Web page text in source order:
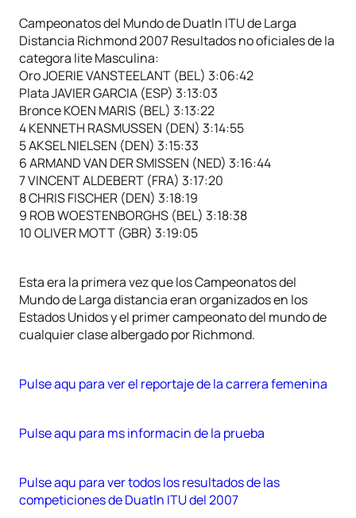
Campeonatos del Mundo de Duatln ITU de Larga
Distancia Richmond 2007 Resultados no oficiales de la
categora lite Masculina:
Oro JOERIE VANSTEELANT (BEL) 3:06:42
Plata JAVIER GARCIA (ESP) 3:13:03
Bronce KOEN MARIS (BEL) 3:13:22
4 KENNETH RASMUSSEN (DEN) 3:14:55
5 AKSEL NIELSEN (DEN) 3:15:33
6 ARMAND VAN DER SMISSEN (NED) 3:16:44
7 VINCENT ALDEBERT (FRA) 3:17:20
8 CHRIS FISCHER (DEN) 3:18:19
9 ROB WOESTENBORGHS (BEL) 3:18:38
10 OLIVER MOTT (GBR) 3:19:05
Esta era la primera vez que los Campeonatos del
Mundo de Larga distancia eran organizados en los
Estados Unidos y el primer campeonato del mundo de
cualquier clase albergado por Richmond.
Pulse aqu para ver el reportaje de la carrera femenina
Pulse aqu para ms informacin de la prueba
Pulse aqu para ver todos los resultados de las
competiciones de Duatln ITU del 2007